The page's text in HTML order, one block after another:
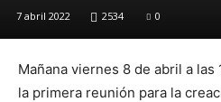
7 abril 2022 2534 0
Mañana viernes 8 de abril a las
la primera reunión para la